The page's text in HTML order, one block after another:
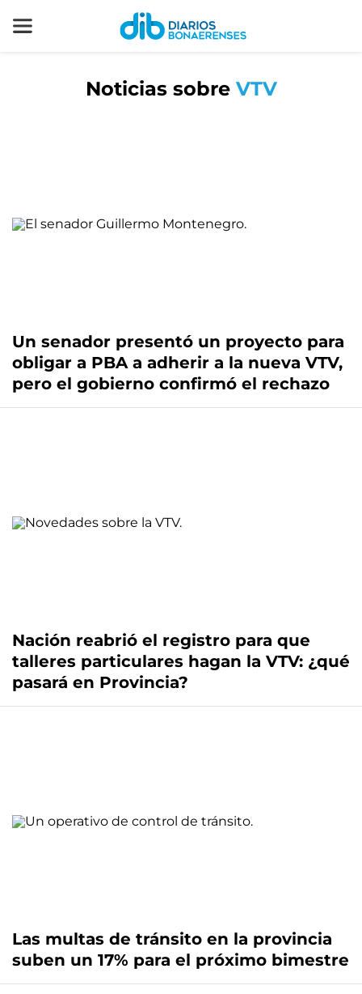
Noticias sobre VTV
Un senador presentó un proyecto para
obligar a PBA a adherir a la nueva VTV,
pero el gobierno confirmó el rechazo
Nación reabrió el registro para que
talleres particulares hagan la VTV: ¿qué
pasará en Provincia?
Las multas de tránsito en la provincia
suben un 17% para el próximo bimestre